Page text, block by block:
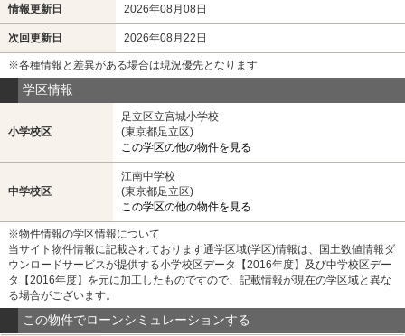
情報更新日 2026年08月08日
次回更新日 2026年08月22日
※各種情報と差異がある場合は現況優先となります
学区情報
小学校区
足立区立宮城小学校
(東京都足立区)
この学区の他の物件を見る
中学校区
江南中学校
(東京都足立区)
この学区の他の物件を見る
※物件情報の学区情報について
当サイト物件情報に記載されております通学区域(学区)情報は、国土数値情報ダ
ウンロードサービスが提供する小学校区データ【2016年度】及び中学校区デー
タ【2016年度】を元に加工したものですので、記載情報が現在の学区域と異な
る場合がございます。
この物件でローンシミュレーションする